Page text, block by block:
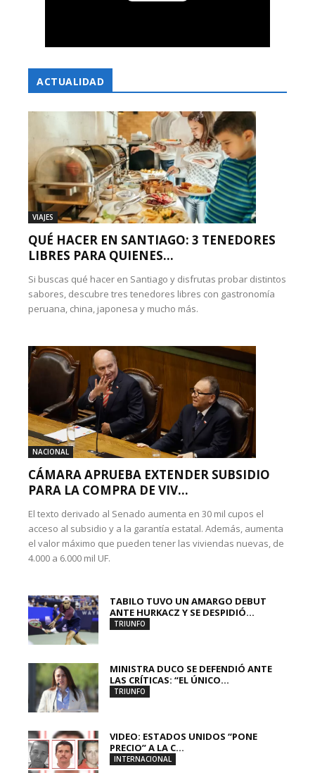
ACTUALIDAD
VIAJES
QUÉ HACER EN SANTIAGO: 3 TENEDORES
LIBRES PARA QUIENES...
Si buscas qué hacer en Santiago y disfrutas probar distintos
sabores, descubre tres tenedores libres con gastronomía
peruana, china, japonesa y mucho más.
NACIONAL
CÁMARA APRUEBA EXTENDER SUBSIDIO
PARA LA COMPRA DE VIV...
El texto derivado al Senado aumenta en 30 mil cupos el
acceso al subsidio y a la garantía estatal. Además, aumenta
el valor máximo que pueden tener las viviendas nuevas, de
4.000 a 6.000 mil UF.
TABILO TUVO UN AMARGO DEBUT
ANTE HURKACZ Y SE DESPIDIÓ...
TRIUNFO
MINISTRA DUCO SE DEFENDIÓ ANTE
LAS CRÍTICAS: “EL ÚNICO...
TRIUNFO
VIDEO: ESTADOS UNIDOS “PONE
PRECIO” A LA C...
INTERNACIONAL